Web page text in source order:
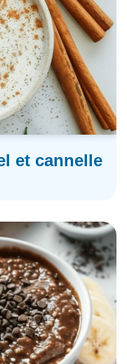
et cannelle